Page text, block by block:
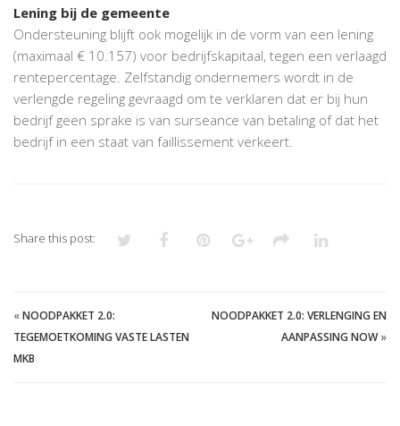
Lening bij de gemeente
Ondersteuning blijft ook mogelijk in de vorm van een lening
(maximaal € 10.157) voor bedrijfskapitaal, tegen een verlaagd
rentepercentage. Zelfstandig ondernemers wordt in de
verlengde regeling gevraagd om te verklaren dat er bij hun
bedrijf geen sprake is van surseance van betaling of dat het
bedrijf in een staat van faillissement verkeert.
Share this post:
«NOODPAKKET 2.0:
TEGEMOETKOMING VASTE LASTEN
MKB
NOODPAKKET 2.0: VERLENGING EN
AANPASSING NOW»